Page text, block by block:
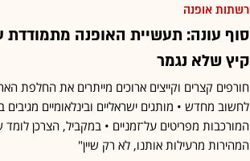
רשתות אופנה
סוף עונה: תעשיית האופנה
קיץ שלא נגמר
חורפים קצרים וקייצים ארוכים מייתרים את החלפת
לחשוב מחדש • מותגים ישראליים ובינלאומיים מגיבים
המורכבות מפריטים על־זמניים • במקביל, הצרכן
המהירות מרעילות אותנו, לא רק שיין"